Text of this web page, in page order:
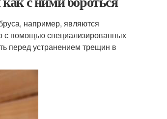
например, являются
с помощью специализированных
перед устранением трещин в